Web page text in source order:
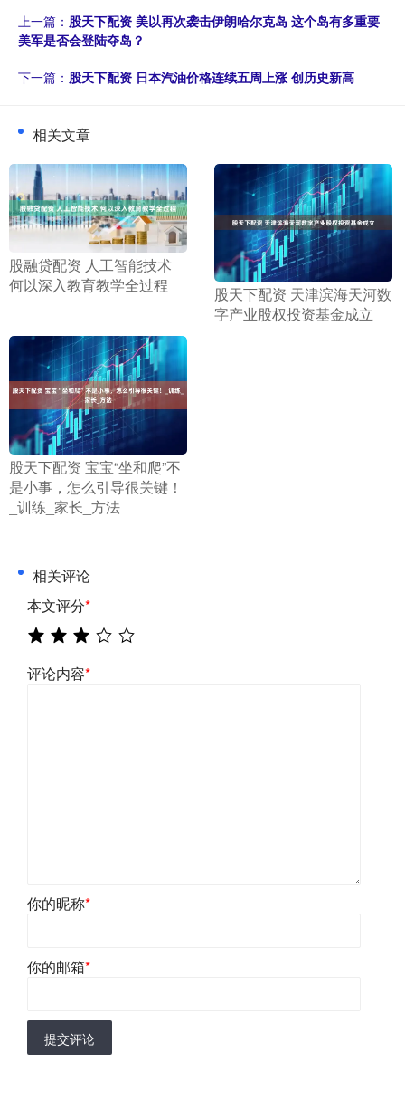
上一篇： 股天下配资 美以再次袭击伊朗哈尔克岛 这个岛有多重要
美军是否会登陆夺岛？
下一篇： 股天下配资 日本汽油价格连续五周上涨 创历史新高
相关文章
​股融贷配资 人工智能技术
何以深入教育教学全过程
​股天下配资 天津滨海天河数
字产业股权投资基金成立
​股天下配资 宝宝“坐和爬”不
是小事，怎么引导很关键！
_训练_家长_方法
相关评论
本文评分*
评论内容*
你的昵称*
你的邮箱*
提交评论